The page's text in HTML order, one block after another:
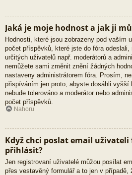
Jaká je moje hodnost a jak ji
Hodnosti, které jsou zobrazeny pod vaším
počet příspěvků, které jste do fóra
určitých uživatelů např. moderátorů a
nemůžete sami změnit znění žádných
nastaveny administrátorem fóra. Prosím,
přispíváním jen proto, abyste dosáhli vyšší
nebude tolerováno a moderátor nebo
počet příspěvků.
Nahoru
Když chci poslat email
přihlásit?
Jen registrovaní uživatelé můžou posílat
přes vestavěný formulář a to jen v případě,